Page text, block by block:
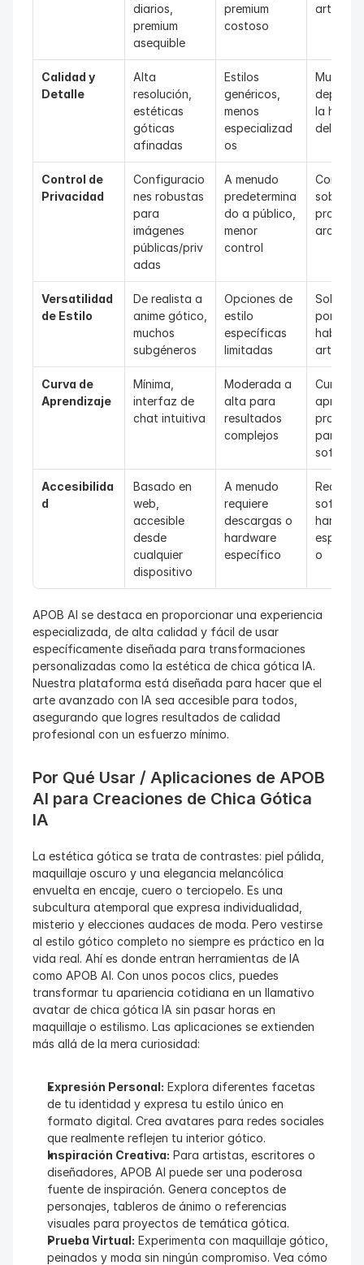
diarios,
premium
asequible
premium
costoso
artistas
Calidad y
Detalle
Alta
resolución,
estéticas
góticas
afinadas
Estilos
genéricos,
menos
especializad
os
Muy
la
del
Control de
Privacidad
Configuracio
nes robustas
para
imágenes
públicas/priv
adas
A menudo
predetermina
do a público,
menor
control
Control
sobre
propios
archivos
Versatilidad
de Estilo
De realista a
anime gótico,
muchos
subgéneros
Opciones de
estilo
específicas
limitadas
Solo
por la
artista
Curva de
Aprendizaje
Mínima,
interfaz de
chat intuitiva
Moderada a
alta para
resultados
complejos
Curva de
para
Accesibilida
d
Basado en
web,
accesible
desde
cualquier
dispositivo
A menudo
requiere
descargas o
hardware
específico
Requiere
o
APOB AI se destaca en proporcionar una experiencia
especializada, de alta calidad y fácil de usar
específicamente diseñada para transformaciones
personalizadas como la estética de chica gótica IA.
Nuestra plataforma está diseñada para hacer que el
arte avanzado con IA sea accesible para todos,
asegurando que logres resultados de calidad
profesional con un esfuerzo mínimo.
Por Qué Usar / Aplicaciones de APOB
AI para Creaciones de Chica Gótica
IA
La estética gótica se trata de contrastes: piel pálida,
maquillaje oscuro y una elegancia melancólica
envuelta en encaje, cuero o terciopelo. Es una
subcultura atemporal que expresa individualidad,
misterio y elecciones audaces de moda. Pero vestirse
al estilo gótico completo no siempre es práctico en la
vida real. Ahí es donde entran herramientas de IA
como APOB AI. Con unos pocos clics, puedes
transformar tu apariencia cotidiana en un llamativo
avatar de chica gótica IA sin pasar horas en
maquillaje o estilismo. Las aplicaciones se extienden
más allá de la mera curiosidad:
Expresión Personal: Explora diferentes facetas
de tu identidad y expresa tu estilo único en
formato digital. Crea avatares para redes sociales
que realmente reflejen tu interior gótico.
Inspiración Creativa: Para artistas, escritores o
diseñadores, APOB AI puede ser una poderosa
fuente de inspiración. Genera conceptos de
personajes, tableros de ánimo o referencias
visuales para proyectos de temática gótica.
Prueba Virtual: Experimenta con maquillaje gótico,
peinados y moda sin ningún compromiso. Vea cómo